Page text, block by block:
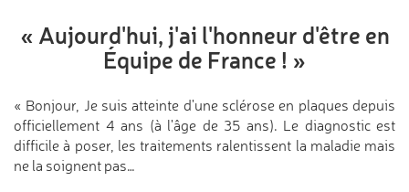
« Aujourd'hui, j'ai l'honneur d'être en
Équipe de France ! »
« Bonjour, Je suis atteinte d'une sclérose en plaques depuis
officiellement 4 ans (à l'âge de 35 ans). Le diagnostic est
difficile à poser, les traitements ralentissent la maladie mais
ne la soignent pas…